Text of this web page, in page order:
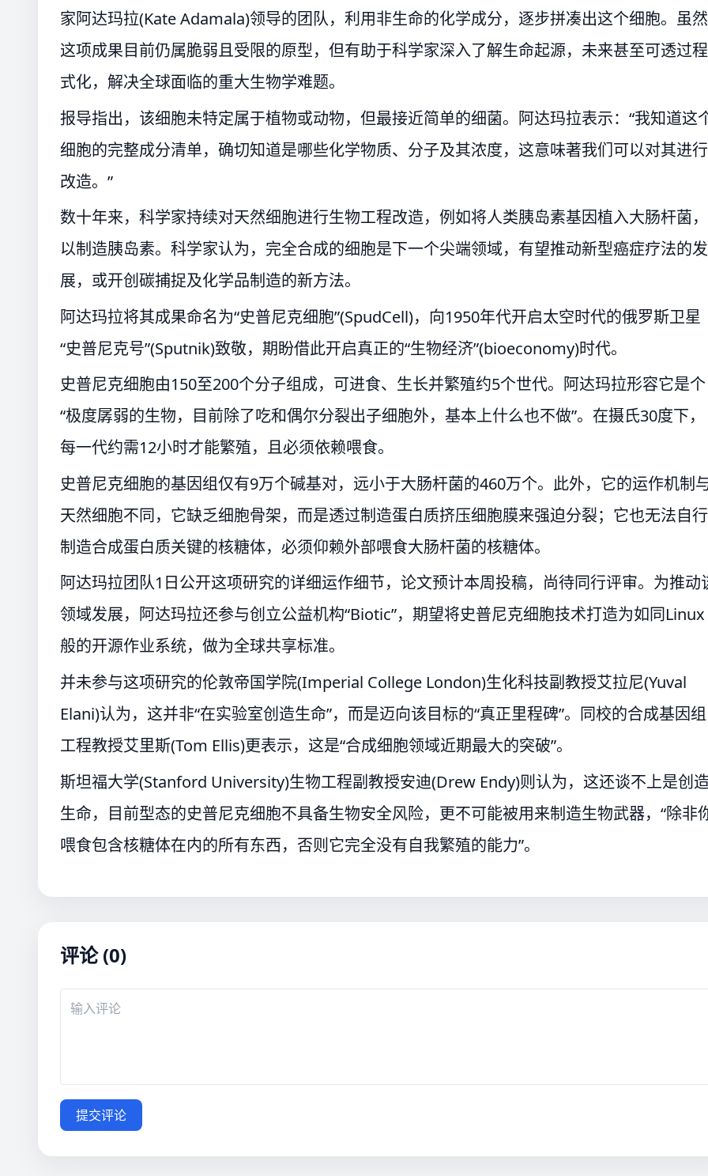
家阿达玛拉(Kate Adamala)领导的团队，利用非生命的化学成分，逐步拼凑出这个细胞。虽然
这项成果目前仍属脆弱且受限的原型，但有助于科学家深入了解生命起源，未来甚至可透过程
式化，解决全球面临的重大生物学难题。
报导指出，该细胞未特定属于植物或动物，但最接近简单的细菌。阿达玛拉表示：“我知道这
细胞的完整成分清单，确切知道是哪些化学物质、分子及其浓度，这意味著我们可以对其进行
改造。”
数十年来，科学家持续对天然细胞进行生物工程改造，例如将人类胰岛素基因植入大肠杆菌，
以制造胰岛素。科学家认为，完全合成的细胞是下一个尖端领域，有望推动新型癌症疗法的发
展，或开创碳捕捉及化学品制造的新方法。
阿达玛拉将其成果命名为“史普尼克细胞”(SpudCell)，向1950年代开启太空时代的俄罗斯卫星
“史普尼克号”(Sputnik)致敬，期盼借此开启真正的“生物经济”(bioeconomy)时代。
史普尼克细胞由150至200个分子组成，可进食、生长并繁殖约5个世代。阿达玛拉形容它是个
“极度孱弱的生物，目前除了吃和偶尔分裂出子细胞外，基本上什么也不做”。在摄氏30度下，
每一代约需12小时才能繁殖，且必须依赖喂食。
史普尼克细胞的基因组仅有9万个碱基对，远小于大肠杆菌的460万个。此外，它的运作机制
天然细胞不同，它缺乏细胞骨架，而是透过制造蛋白质挤压细胞膜来强迫分裂；它也无法自行
制造合成蛋白质关键的核糖体，必须仰赖外部喂食大肠杆菌的核糖体。
阿达玛拉团队1日公开这项研究的详细运作细节，论文预计本周投稿，尚待同行评审。为推动
领域发展，阿达玛拉还参与创立公益机构“Biotic”，期望将史普尼克细胞技术打造为如同Linux
般的开源作业系统，做为全球共享标准。
并未参与这项研究的伦敦帝国学院(Imperial College London)生化科技副教授艾拉尼(Yuval
Elani)认为，这并非“在实验室创造生命”，而是迈向该目标的“真正里程碑”。同校的合成基因组
工程教授艾里斯(Tom Ellis)更表示，这是“合成细胞领域近期最大的突破”。
斯坦福大学(Stanford University)生物工程副教授安迪(Drew Endy)则认为，这还谈不上是创
生命，目前型态的史普尼克细胞不具备生物安全风险，更不可能被用来制造生物武器，“除非
喂食包含核糖体在内的所有东西，否则它完全没有自我繁殖的能力”。
评论 (0)
提交评论